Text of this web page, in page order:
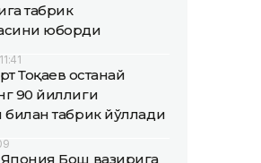
табрик
юборди
Тоқаев Қостанай
90 йиллиги
билан табрик йўллади
Бош вазирига